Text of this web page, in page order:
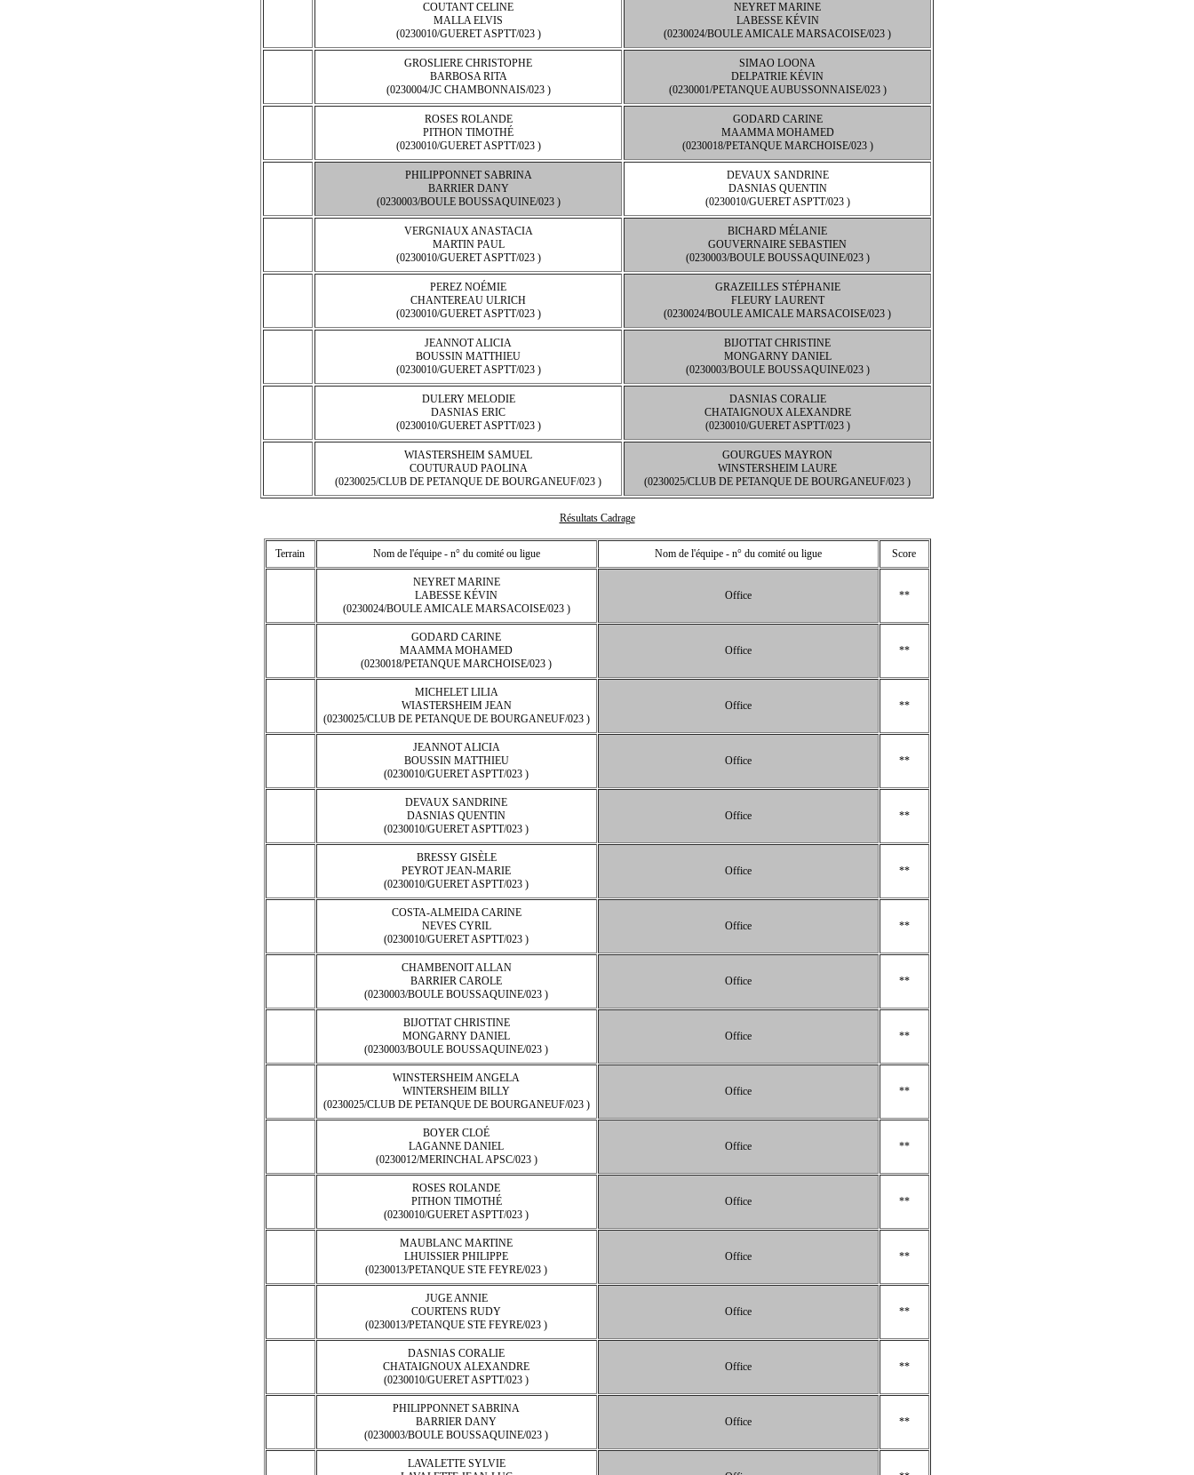
COUTANT CELINE
MALLA ELVIS
(0230010/GUERET ASPTT/023 )
NEYRET MARINE
LABESSE KÉVIN
(0230024/BOULE AMICALE MARSACOISE/023 )
GROSLIERE CHRISTOPHE
BARBOSA RITA
(0230004/JC CHAMBONNAIS/023 )
SIMAO LOONA
DELPATRIE KÉVIN
(0230001/PETANQUE AUBUSSONNAISE/023 )
ROSES ROLANDE
PITHON TIMOTHÉ
(0230010/GUERET ASPTT/023 )
GODARD CARINE
MAAMMA MOHAMED
(0230018/PETANQUE MARCHOISE/023 )
PHILIPPONNET SABRINA
BARRIER DANY
(0230003/BOULE BOUSSAQUINE/023 )
DEVAUX SANDRINE
DASNIAS QUENTIN
(0230010/GUERET ASPTT/023 )
VERGNIAUX ANASTACIA
MARTIN PAUL
(0230010/GUERET ASPTT/023 )
BICHARD MÉLANIE
GOUVERNAIRE SEBASTIEN
(0230003/BOULE BOUSSAQUINE/023 )
PEREZ NOÉMIE
CHANTEREAU ULRICH
(0230010/GUERET ASPTT/023 )
GRAZEILLES STÉPHANIE
FLEURY LAURENT
(0230024/BOULE AMICALE MARSACOISE/023 )
JEANNOT ALICIA
BOUSSIN MATTHIEU
(0230010/GUERET ASPTT/023 )
BIJOTTAT CHRISTINE
MONGARNY DANIEL
(0230003/BOULE BOUSSAQUINE/023 )
DULERY MELODIE
DASNIAS ERIC
(0230010/GUERET ASPTT/023 )
DASNIAS CORALIE
CHATAIGNOUX ALEXANDRE
(0230010/GUERET ASPTT/023 )
WIASTERSHEIM SAMUEL
COUTURAUD PAOLINA
(0230025/CLUB DE PETANQUE DE BOURGANEUF/023 )
GOURGUES MAYRON
WINSTERSHEIM LAURE
(0230025/CLUB DE PETANQUE DE BOURGANEUF/023 )
Résultats Cadrage
Terrain Nom de l'équipe - n° du comité ou ligue Nom de l'équipe - n° du comité ou ligue Score
NEYRET MARINE
LABESSE KÉVIN
(0230024/BOULE AMICALE MARSACOISE/023 )
Office **
GODARD CARINE
MAAMMA MOHAMED
(0230018/PETANQUE MARCHOISE/023 )
Office **
MICHELET LILIA
WIASTERSHEIM JEAN
(0230025/CLUB DE PETANQUE DE BOURGANEUF/023 )
Office **
JEANNOT ALICIA
BOUSSIN MATTHIEU
(0230010/GUERET ASPTT/023 )
Office **
DEVAUX SANDRINE
DASNIAS QUENTIN
(0230010/GUERET ASPTT/023 )
Office **
BRESSY GISÈLE
PEYROT JEAN-MARIE
(0230010/GUERET ASPTT/023 )
Office **
COSTA-ALMEIDA CARINE
NEVES CYRIL
(0230010/GUERET ASPTT/023 )
Office **
CHAMBENOIT ALLAN
BARRIER CAROLE
(0230003/BOULE BOUSSAQUINE/023 )
Office **
BIJOTTAT CHRISTINE
MONGARNY DANIEL
(0230003/BOULE BOUSSAQUINE/023 )
Office **
WINSTERSHEIM ANGELA
WINTERSHEIM BILLY
(0230025/CLUB DE PETANQUE DE BOURGANEUF/023 )
Office **
BOYER CLOÉ
LAGANNE DANIEL
(0230012/MERINCHAL APSC/023 )
Office **
ROSES ROLANDE
PITHON TIMOTHÉ
(0230010/GUERET ASPTT/023 )
Office **
MAUBLANC MARTINE
LHUISSIER PHILIPPE
(0230013/PETANQUE STE FEYRE/023 )
Office **
JUGE ANNIE
COURTENS RUDY
(0230013/PETANQUE STE FEYRE/023 )
Office **
DASNIAS CORALIE
CHATAIGNOUX ALEXANDRE
(0230010/GUERET ASPTT/023 )
Office **
PHILIPPONNET SABRINA
BARRIER DANY
(0230003/BOULE BOUSSAQUINE/023 )
Office **
LAVALETTE SYLVIE